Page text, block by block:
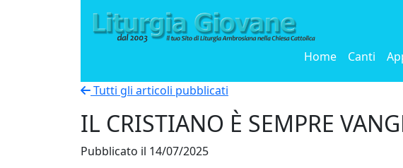
Home
Canti
Tutti gli articoli pubblicati
IL CRISTIANO È SEMPRE
Pubblicato il 14/07/2025